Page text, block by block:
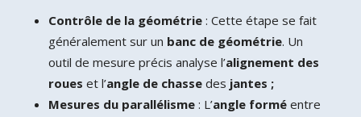
Contrôle de la géométrie: Cette étape se fait
généralement sur un banc de géométrie. Un
outil de mesure précis analyse l’alignement des
roues et l’angle de chassedes jantes ;
Mesures du parallélisme: L’angle forméentre